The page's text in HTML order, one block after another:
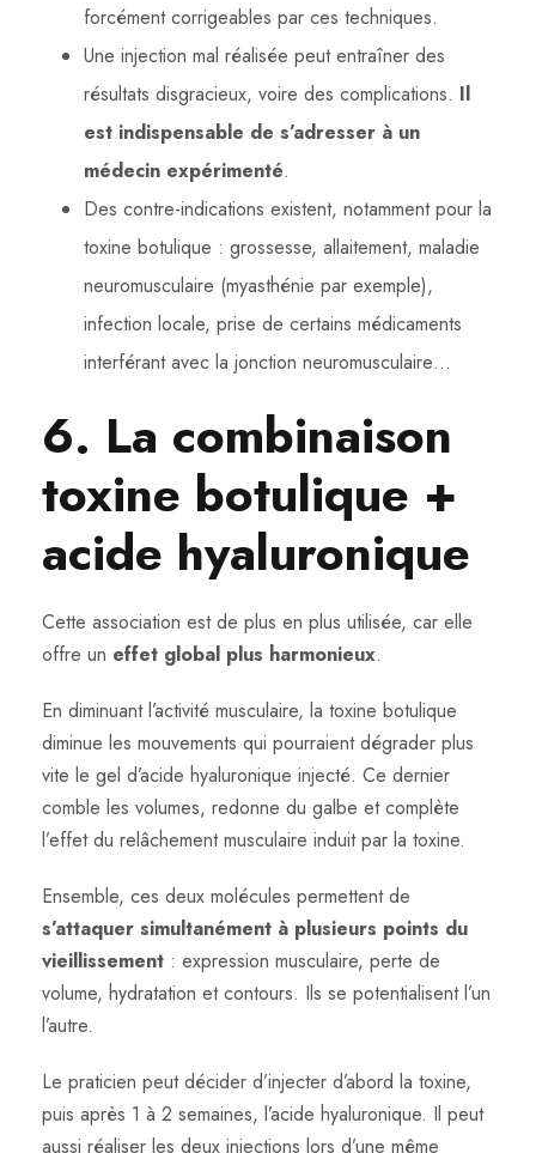
forcément corrigeables par ces techniques.
Une injection mal réalisée peut entraîner des
résultats disgracieux, voire des complications. Il
est indispensable de s’adresser à un
médecin expérimenté.
Des contre-indications existent, notamment pour la
toxine botulique : grossesse, allaitement, maladie
neuromusculaire (myasthénie par exemple),
infection locale, prise de certains médicaments
interférant avec la jonction neuromusculaire…
6. La combinaison
toxine botulique +
acide hyaluronique
Cette association est de plus en plus utilisée, car elle
offre un effet global plus harmonieux.
En diminuant l’activité musculaire, la toxine botulique
diminue les mouvements qui pourraient dégrader plus
vite le gel d’acide hyaluronique injecté. Ce dernier
comble les volumes, redonne du galbe et complète
l’effet du relâchement musculaire induit par la toxine.
Ensemble, ces deux molécules permettent de
s’attaquer simultanément à plusieurs points du
vieillissement : expression musculaire, perte de
volume, hydratation et contours. Ils se potentialisent l’un
l’autre.
Le praticien peut décider d’injecter d’abord la toxine,
puis après 1 à 2 semaines, l’acide hyaluronique. Il peut
aussi réaliser les deux injections lors d’une même